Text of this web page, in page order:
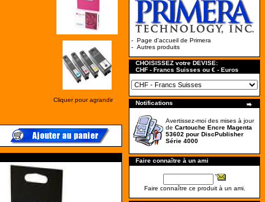
Cliquer pour agrandir
- Page d'accueil de Primera
- Autres produits
CHOISISSEZ votre DEVISE:
CHF - Francs Suisses ou € - Euros
Notifications
Avertissez-moi des mises à jour
de Cartouche Encre Magenta
53602 pour DiscPublisher
Série 4000
Faire connaître à un ami
Faire connaître ce produit à un ami.